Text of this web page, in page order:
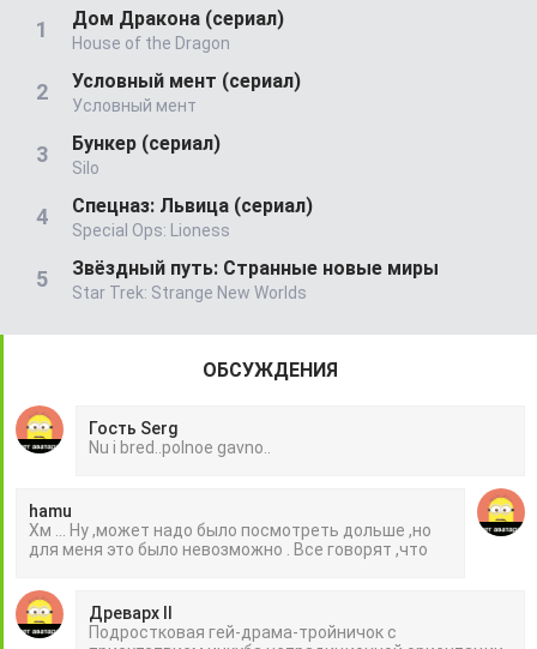
Дом Дракона (сериал)
House of the Dragon
Условный мент (сериал)
Условный мент
Бункер (сериал)
Silo
Спецназ: Львица (сериал)
Special Ops: Lioness
Звёздный путь: Странные новые миры
Star Trek: Strange New Worlds
ОБСУЖДЕНИЯ
Гость Serg
Nu i bred..polnoe gavno..
hamu
Хм ... Ну ,может надо было посмотреть дольше ,но
для меня это было невозможно . Все говорят ,что
Древарх II
Подростковая гей-драма-тройничок с